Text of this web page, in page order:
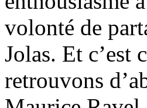
volonté de
Jolas. Et c’est
retrouvons